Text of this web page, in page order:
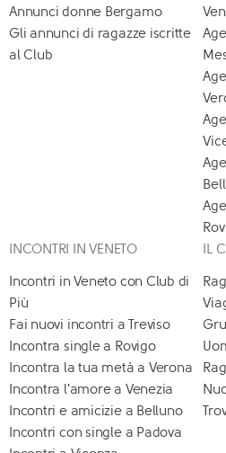
Annunci donne Bergamo
Gli annunci di ragazze iscritte
al Club
INCONTRI IN VENETO
Incontri in Veneto con Club di
Più
Fai nuovi incontri a Treviso
Incontra single a Rovigo
Incontra la tua metà a Verona
Incontra l'amore a Venezia
Incontri e amicizie a Belluno
Incontri con single a Padova
IL